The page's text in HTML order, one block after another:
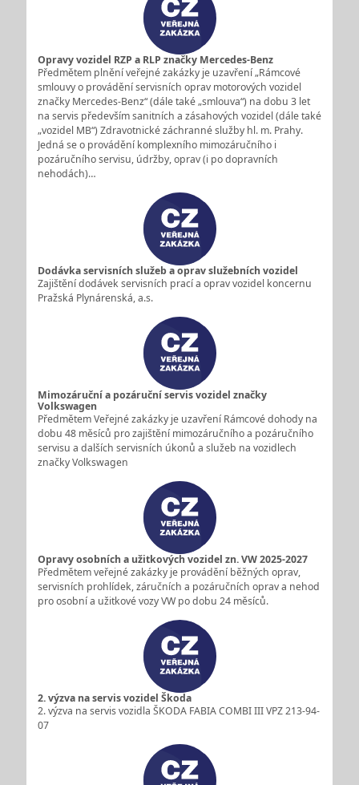
Opravy vozidel RZP a RLP značky Mercedes-Benz
Předmětem plnění veřejné zakázky je uzavření „Rámcové
smlouvy o provádění servisních oprav motorových vozidel
značky Mercedes-Benz“ (dále také „smlouva“) na dobu 3 let
na servis především sanitních a zásahových vozidel (dále také
„vozidel MB“) Zdravotnické záchranné služby hl. m. Prahy.
Jedná se o provádění komplexního mimozáručního i
pozáručního servisu, údržby, oprav (i po dopravních
nehodách)…
Dodávka servisních služeb a oprav služebních vozidel
Zajištění dodávek servisních prací a oprav vozidel koncernu
Pražská Plynárenská, a.s.
Mimozáruční a pozáruční servis vozidel značky
Volkswagen
Předmětem Veřejné zakázky je uzavření Rámcové dohody na
dobu 48 měsíců pro zajištění mimozáručního a pozáručního
servisu a dalších servisních úkonů a služeb na vozidlech
značky Volkswagen
Opravy osobních a užitkových vozidel zn. VW 2025-2027
Předmětem veřejné zakázky je provádění běžných oprav,
servisních prohlídek, záručních a pozáručních oprav a nehod
pro osobní a užitkové vozy VW po dobu 24 měsíců.
2. výzva na servis vozidel Škoda
2. výzva na servis vozidla ŠKODA FABIA COMBI III VPZ 213-94-
07